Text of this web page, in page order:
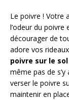
Le poivre ! Votre
l’odeur du poivre
décourager de
adore vos
poivre sur le sol
même pas de
verser le poivre
maintenir en